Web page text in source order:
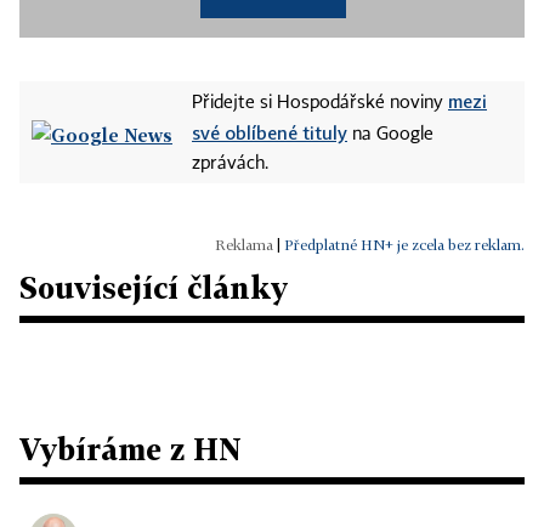
Přidejte si Hospodářské noviny mezi
své oblíbené tituly na Google
zprávách.
Předplatné HN+ je zcela bez reklam.
Související články
Vybíráme z HN